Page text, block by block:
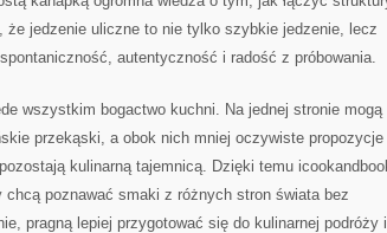
że jedzenie uliczne to nie tylko szybkie jedzenie, lecz
autentyczność i radość z próbowania.
wszystkim bogactwo kuchni. Na jednej stronie mogą
przekąski, a obok nich mniej oczywiste propozycje
kulinarną tajemnicą. Dzięki temu
poznawać smaki z różnych stron świata bez
pragną lepiej przygotować się do kulinarnej podróży i